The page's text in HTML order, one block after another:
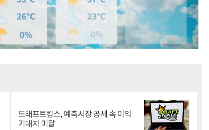
드래프트킹스, 예측시장 공세 속 이익
기대치 미달